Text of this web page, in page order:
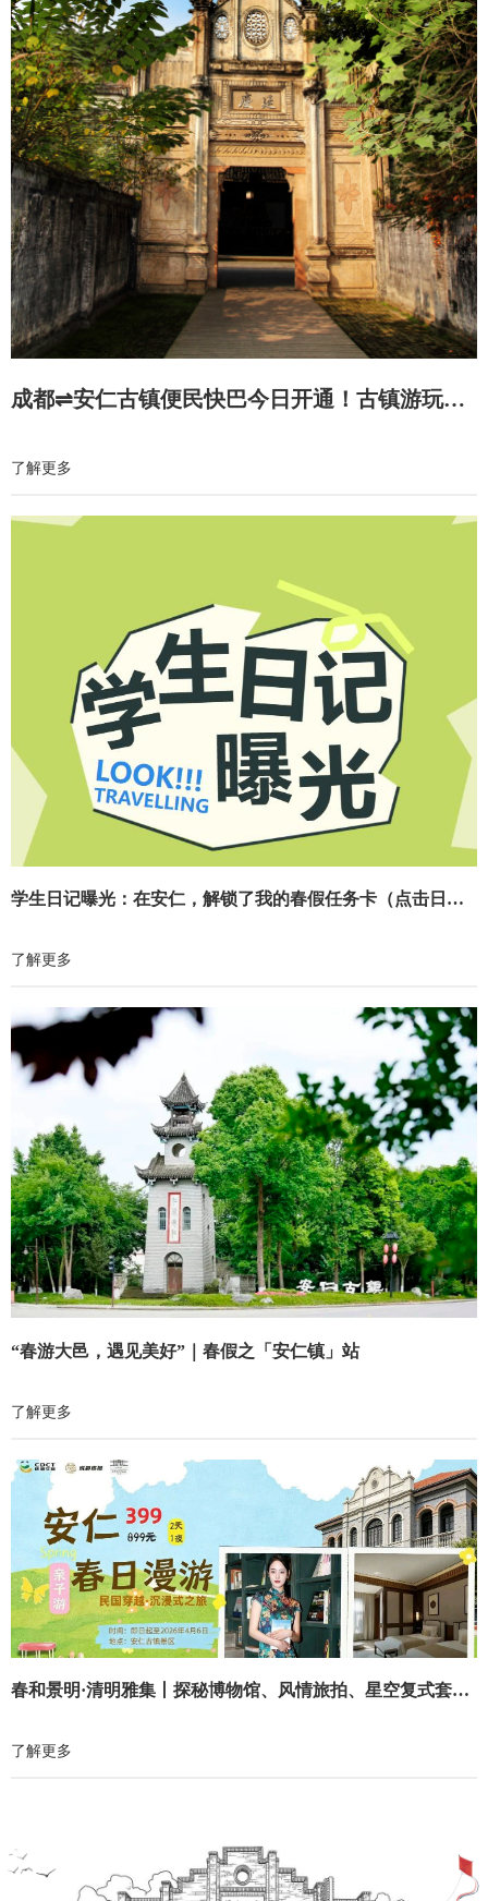
成都⇌安仁古镇便民快巴今日开通！古镇游玩攻略来了
了解更多
学生日记曝光：在安仁，解锁了我的春假任务卡（点击日记页面解锁活动详情）
了解更多
“春游大邑，遇见美好”｜春假之「安仁镇」站
了解更多
春和景明·清明雅集丨探秘博物馆、风情旅拍、星空复式套房、亲子漫游…一站式开启沉浸式诗意文化之旅
了解更多